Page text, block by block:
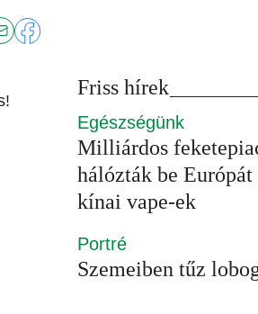
Friss hírek
Egészségünk
Milliárdos
hálózták be Európát
kínai vape-ek
Portré
Szemeiben tűz